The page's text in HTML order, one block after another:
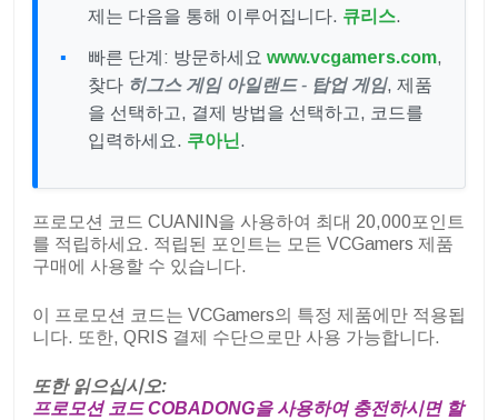
제는 다음을 통해 이루어집니다. 큐리스.
빠른 단계: 방문하세요 www.vcgamers.com,
찾다 히그스 게임 아일랜드 - 탑업 게임, 제품
을 선택하고, 결제 방법을 선택하고, 코드를
입력하세요. 쿠아닌.
프로모션 코드 CUANIN을 사용하여 최대 20,000포인트
를 적립하세요. 적립된 포인트는 모든 VCGamers 제품
구매에 사용할 수 있습니다.
이 프로모션 코드는 VCGamers의 특정 제품에만 적용됩
니다. 또한, QRIS 결제 수단으로만 사용 가능합니다.
또한 읽으십시오:
프로모션 코드 COBADONG을 사용하여 충전하시면 할